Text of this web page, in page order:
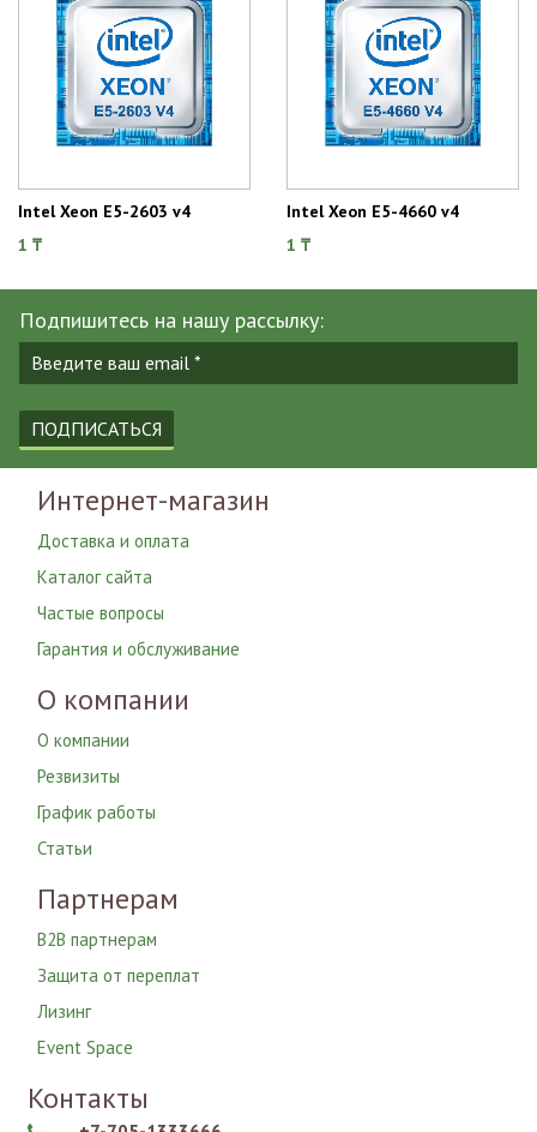
Intel Xeon E5-2603 v4
1 ₸
Intel Xeon E5-4660 v4
1 ₸
Подпишитесь на нашу рассылку:
ПОДПИСАТЬСЯ
Интернет-магазин
Доставка и оплата
Каталог сайта
Частые вопросы
Гарантия и обслуживание
О компании
О компании
Резвизиты
График работы
Статьи
Партнерам
B2B партнерам
Защита от переплат
Лизинг
Event Space
Контакты